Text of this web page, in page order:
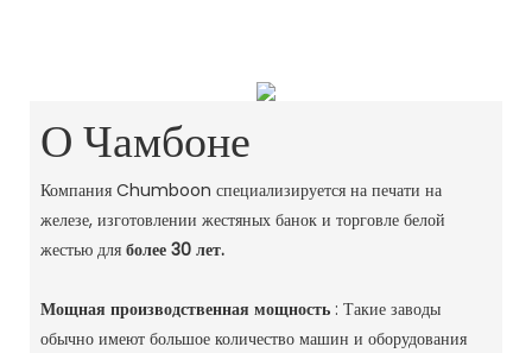
О Чамбоне
Компания Chumboon специализируется на печати на
железе, изготовлении жестяных банок и торговле белой
жестью для более 30 лет.
Мощная производственная мощность : Такие заводы
обычно имеют большое количество машин и оборудования